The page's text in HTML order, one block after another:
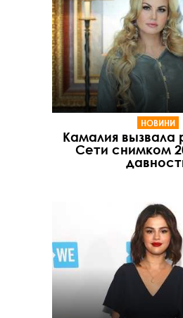
НОВИНИ
Камалия вызвала
Сети снимком